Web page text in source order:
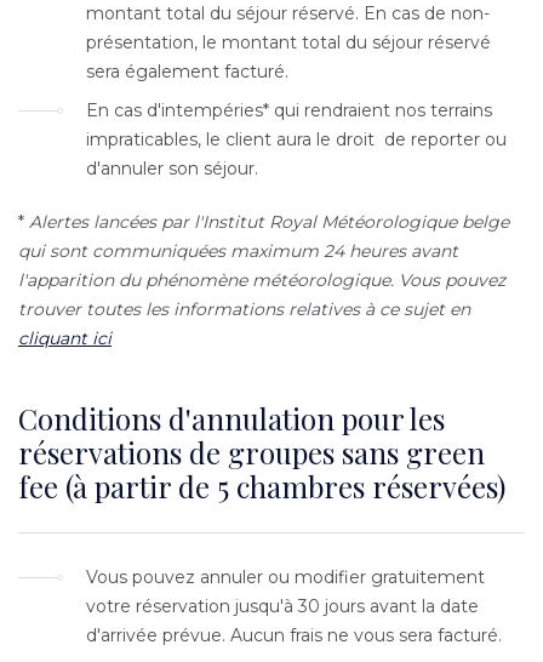
montant total du séjour réservé. En cas de non-
présentation, le montant total du séjour réservé
sera également facturé.
En cas d'intempéries* qui rendraient nos terrains
impraticables, le client aura le droit de reporter ou
d'annuler son séjour.
* Alertes lancées par l'Institut Royal Météorologique belge
qui sont communiquées maximum 24 heures avant
l'apparition du phénomène météorologique. Vous pouvez
trouver toutes les informations relatives à ce sujet en
cliquant ici
Conditions d'annulation pour les
réservations de groupes sans green
fee (à partir de 5 chambres réservées)
Texte
Vous pouvez annuler ou modifier gratuitement
votre réservation jusqu'à 30 jours avant la date
d'arrivée prévue. Aucun frais ne vous sera facturé.